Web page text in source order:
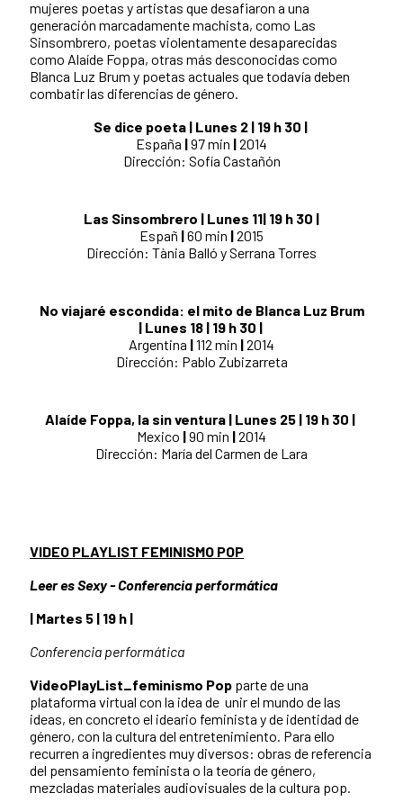
mujeres poetas y artistas que desafiaron a una
generación marcadamente machista, como Las
Sinsombrero, poetas violentamente desaparecidas
como Alaíde Foppa, otras más desconocidas como
Blanca Luz Brum y poetas actuales que todavía deben
combatir las diferencias de género.
Se dice poeta | Lunes 2 | 19 h 30 |
España |97 min |2014
Dirección: Sofía Castañón
Las Sinsombrero | Lunes 11| 19 h 30 |
Españ |60 min |2015
Dirección: Tània Balló y Serrana Torres
No viajaré escondida: el mito de Blanca Luz Brum
| Lunes 18 | 19 h 30 |
Argentina |112 min |2014
Dirección: Pablo Zubizarreta
Alaíde Foppa, la sin ventura | Lunes 25 | 19 h 30 |
Mexico |90 min |2014
Dirección: María del Carmen de Lara
VIDEO PLAYLIST FEMINISMO POP
Leer es Sexy - Conferencia performática
| Martes 5 | 19 h |
Conferencia performática
VideoPlayList_feminismo Pop parte de una
plataforma virtual con la idea de unir el mundo de las
ideas, en concreto el ideario feminista y de identidad de
género, con la cultura del entretenimiento. Para ello
recurren a ingredientes muy diversos: obras de referencia
del pensamiento feminista o la teoría de género,
mezcladas materiales audiovisuales de la cultura pop.